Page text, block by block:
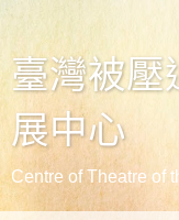
臺灣被壓
展中心
Centre of Theatre of